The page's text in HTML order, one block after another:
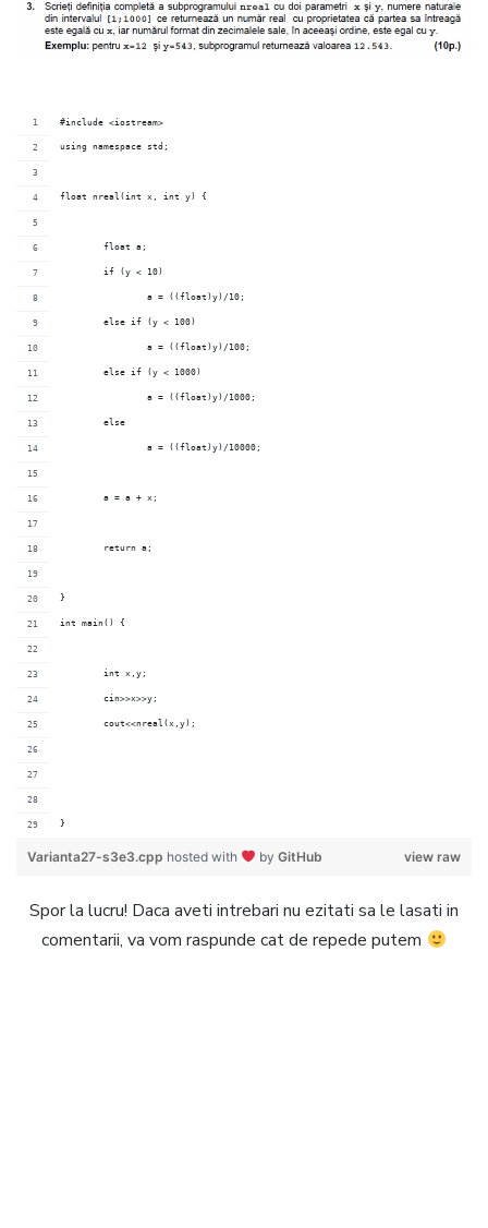
#include <iostream>
using namespace std;
float nreal(int x, int y) {
	float a;
	if (y < 10)
	else if (y < 100)
	else
	a = a + x;
	return a;
}
int main() {
	int x,y;
	cin>>x>>y;
	cout<<nreal(x,y);
}
view raw
Varianta27-s3e3.cpp hosted with by GitHub
Spor la lucru! Daca aveti intrebari nu ezitati sa le lasati in
comentarii, va vom raspunde cat de repede putem